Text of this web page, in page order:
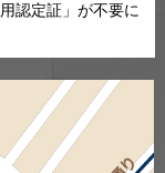
認定証」が不要に